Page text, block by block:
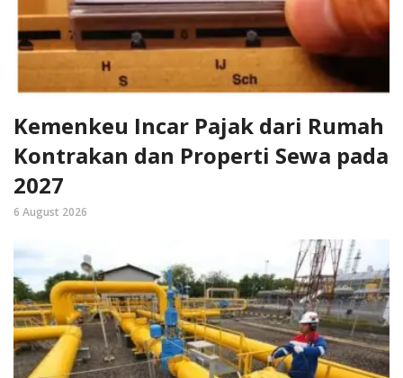
Kemenkeu Incar Pajak dari Rumah
Kontrakan dan Properti Sewa pada
2027
6 August 2026